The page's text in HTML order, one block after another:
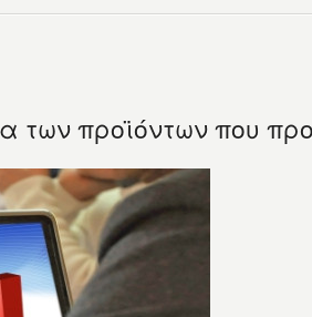
των προϊόντων που